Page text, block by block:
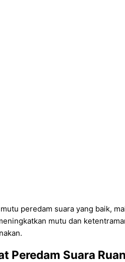
peredam suara yang baik,
mutu dan
Peredam Suara